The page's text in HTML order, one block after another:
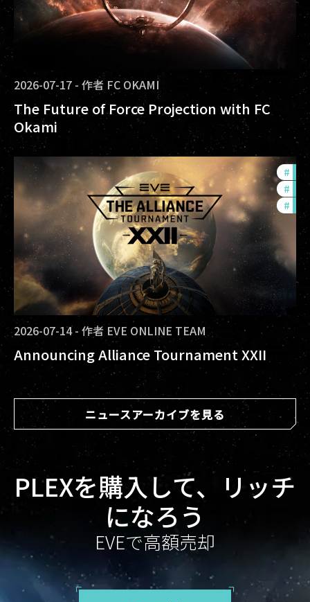
2026-07-17 - 作者 FC OKAMI
The Future of Force Projection with FC
Okami
#
#
#
2026-07-14 - 作者 EVE ONLINE TEAM
Announcing Alliance Tournament XXII
ニュースアーカイブを見る
PLEXを購入して、リッチ
になろう
EVEで高額売却